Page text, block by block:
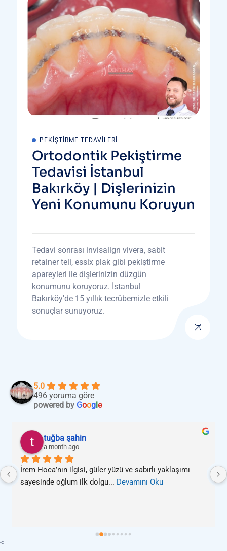
PEKIŞTIRME TEDAVILERI
Ortodontik Pekiştirme
Tedavisi İstanbul
Bakırköy | Dişlerinizin
Yeni Konumunu Koruyun
Tedavi sonrası invisalign vivera, sabit
retainer teli, essix plak gibi pekiştirme
apareyleri ile dişlerinizin düzgün
konumunu koruyoruz. İstanbul
Bakırköy'de 15 yıllık tecrübemizle etkili
sonuçlar sunuyoruz.
5.0
496 yoruma göre
powered by Goog e
tuğba şahin
a month ago
İrem Hoca’nın ilgisi, güler yüzü ve sabırlı yaklaşımı
sayesinde oğlum ilk dolgu... Devamını Oku
<